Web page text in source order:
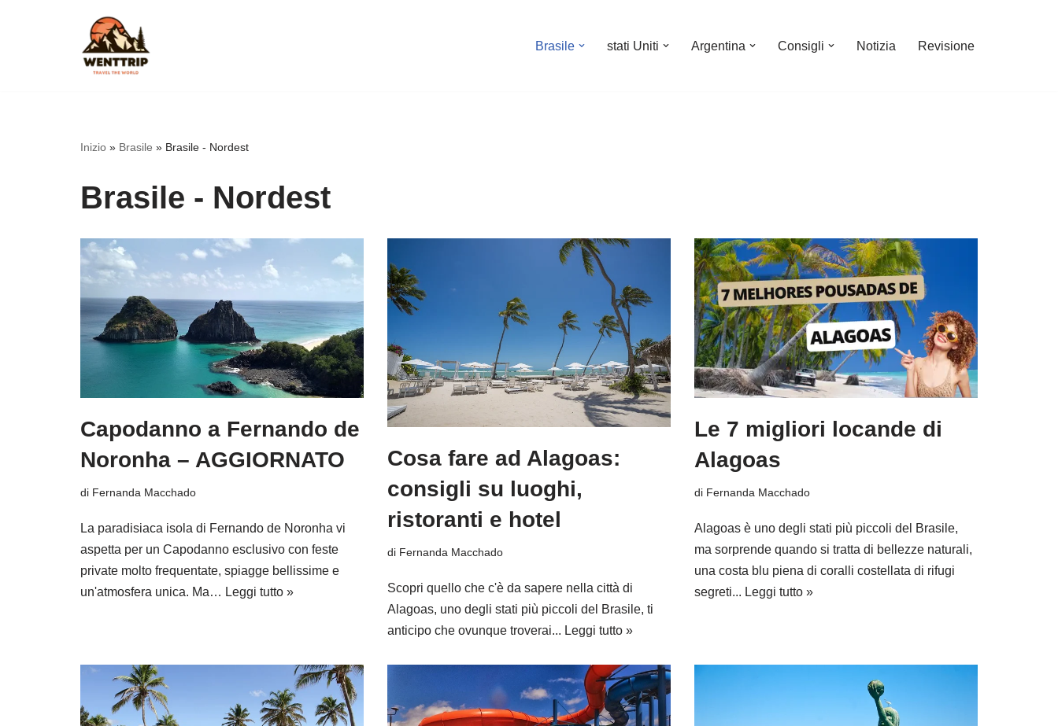
Brasile stati Uniti Argentina Consigli Notizia Revisione
Inizio » Brasile » Brasile - Nordest
Brasile - Nordest
Capodanno a Fernando de
Noronha – AGGIORNATO
di Fernanda Macchado
La paradisiaca isola di Fernando de Noronha vi
aspetta per un Capodanno esclusivo con feste
private molto frequentate, spiagge bellissime e
un'atmosfera unica. Ma… Leggi tutto »
Cosa fare ad Alagoas:
consigli su luoghi,
ristoranti e hotel
di Fernanda Macchado
Scopri quello che c'è da sapere nella città di
Alagoas, uno degli stati più piccoli del Brasile, ti
anticipo che ovunque troverai... Leggi tutto »
Le 7 migliori locande di
Alagoas
di Fernanda Macchado
Alagoas è uno degli stati più piccoli del Brasile,
ma sorprende quando si tratta di bellezze naturali,
una costa blu piena di coralli costellata di rifugi
segreti... Leggi tutto »